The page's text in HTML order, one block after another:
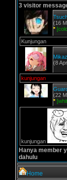
3 visitor
(16
*
Kunjungan
(8
kunjungan
(22
*
kunjungan
Hanya member
dahulu
Home